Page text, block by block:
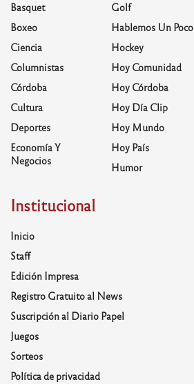
Basquet
Boxeo
Ciencia
Columnistas
Córdoba
Cultura
Deportes
Economía Y
Negocios
Golf
Hablemos Un Poco
Hockey
Hoy Comunidad
Hoy Córdoba
Hoy Día Clip
Hoy Mundo
Hoy País
Humor
Institucional
Inicio
Staff
Edición Impresa
Registro Gratuito al News
Suscripción al Diario Papel
Juegos
Sorteos
Política de privacidad